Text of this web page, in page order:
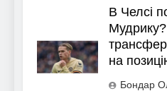
В Челсі
Мудрику?
трансфер
на
Бондар